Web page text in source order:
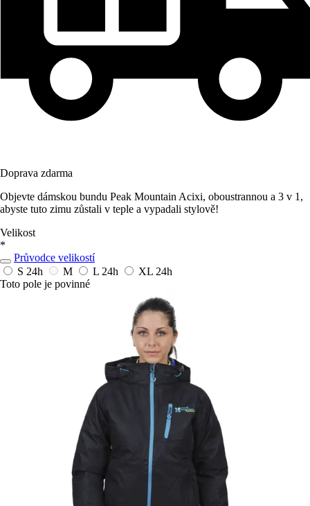
Doprava zdarma
Objevte dámskou bundu Peak Mountain Acixi, oboustrannou a 3 v 1,
abyste tuto zimu zůstali v teple a vypadali stylově!
Velikost
*
Průvodce velikostí
S 24h M L 24h XL 24h
Toto pole je povinné